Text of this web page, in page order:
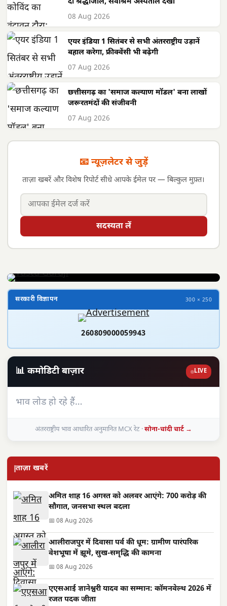
08 Aug 2026
एयर इंडिया 1 सितंबर से सभी अंतरराष्ट्रीय उड़ानें
बहाल करेगा, फ्रीक्वेंसी भी बढ़ेगी
07 Aug 2026
छत्तीसगढ़ का 'समाज कल्याण मॉडल' बना लाखों
जरूरतमंदों की संजीवनी
07 Aug 2026
📧 न्यूज़लेटर से जुड़ें
ताज़ा खबरें और विशेष रिपोर्ट सीधे आपके ईमेल पर — बिल्कुल मुफ़्त।
सदस्यता लें
सरकारी विज्ञापन 300 × 250
260809000059943
📊 कमोडिटी बाज़ार LIVE
भाव लोड हो रहे हैं…
अंतरराष्ट्रीय भाव आधारित अनुमानित MCX रेट ·सोना-चांदी चार्ट →
ताज़ा खबरें
अमित शाह 16 अगस्त को अलवर आएंगे: 700 करोड़ की
सौगात, जनसभा स्थल बदला
📅 08 Aug 2026
आलीराजपुर में दिवासा पर्व की धूम: ग्रामीण पारंपरिक
वेशभूषा में झूमे, सुख-समृद्धि की कामना
📅 08 Aug 2026
एएसआई ज्ञानेश्वरी यादव का सम्मान: कॉमनवेल्थ 2026 में
रजत पदक जीता